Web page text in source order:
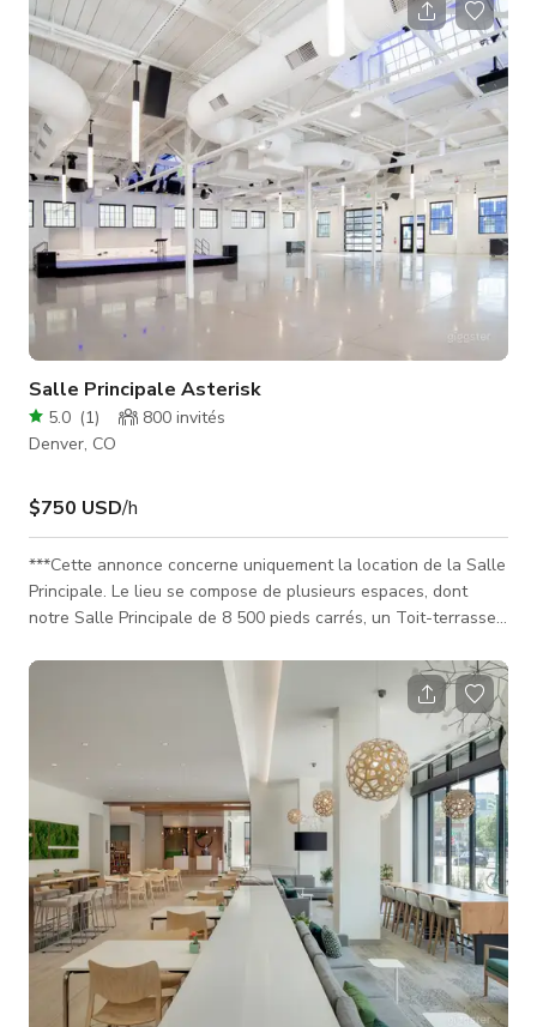
d'anniversaire, fête de remise de diplômes et plus encore.
Vous ne souhaitez pas organiser une fête ? L'espace est
également idéal pour des séances photo, sorties d'équipe,
réunions, publici
Salle Principale Asterisk
5.0 (1) 800 invités
Denver, CO
$750 USD/h
***Cette annonce concerne uniquement la location de la Salle
Principale. Le lieu se compose de plusieurs espaces, dont
notre Salle Principale de 8 500 pieds carrés, un Toit-terrasse
préparation de 450 pieds carrés. Tous types d'événements
sont les bienvenus dans la Salle Principale d'Asterisk ! Idéal
pour des groupes de 50 pour une petite réunion, 400 pour des
cocktails & dîner, 600 pour un repas servi à table ou 800 pour
un c